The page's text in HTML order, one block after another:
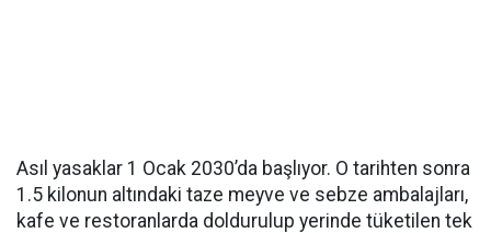
Asıl yasaklar 1 Ocak 2030’da başlıyor. O tarihten sonra
1.5 kilonun altındaki taze meyve ve sebze ambalajları,
kafe ve restoranlarda doldurulup yerinde tüketilen tek